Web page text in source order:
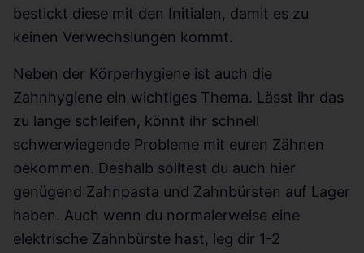
bestickt diese mit den Initialen, damit es zu
keinen Verwechslungen kommt.
Neben der Körperhygiene ist auch die
Zahnhygiene ein wichtiges Thema. Lässt ihr das
zu lange schleifen, könnt ihr schnell
schwerwiegende Probleme mit euren Zähnen
bekommen. Deshalb solltest du auch hier
genügend Zahnpasta und Zahnbürsten auf Lager
haben. Auch wenn du normalerweise eine
elektrische Zahnbürste hast, leg dir 1-2